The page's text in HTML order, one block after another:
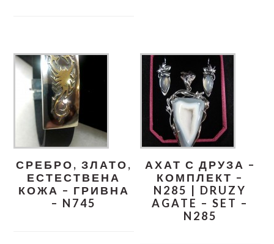
СРЕБРО, ЗЛАТО,
ЕСТЕСТВЕНА
КОЖА – ГРИВНА
– N745
АХАТ С ДРУЗА –
КОМПЛЕКТ –
N285 | DRUZY
AGATE – SET –
N285